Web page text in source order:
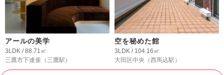
アールの美学
3LDK / 88.71㎡
三鷹市下連雀 （三鷹駅）
空を秘めた館
3LDK / 104.16㎡
大田区中央 （西馬込駅）